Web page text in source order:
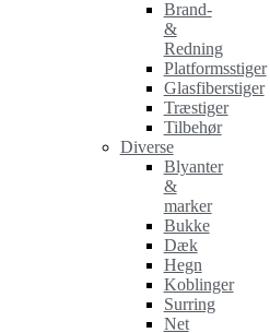
Brand-
&
Redning
Platformsstiger
Glasfiberstiger
Træstiger
Tilbehør
Diverse
Blyanter
&
marker
Bukke
Dæk
Hegn
Koblinger
Surring
Net